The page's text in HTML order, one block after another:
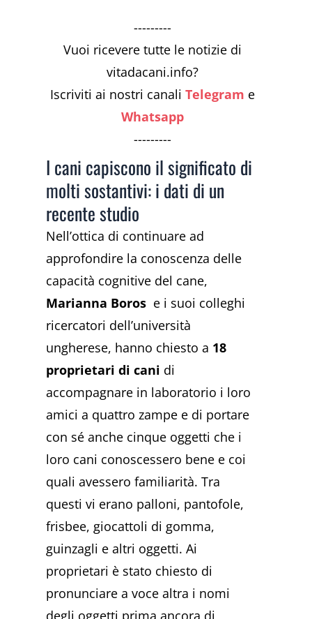
---------
Vuoi ricevere tutte le notizie di
vitadacani.info?
Iscriviti ai nostri canaliTelegram e
Whatsapp
---------
I cani capiscono il significato di
molti sostantivi: i dati di un
recente studio
Nell’ottica di continuare ad
approfondire la conoscenza delle
capacità cognitive del cane,
Marianna Boros e i suoi colleghi
ricercatori dell’università
ungherese, hanno chiesto a 18
proprietari di cani di
accompagnare in laboratorio i loro
amici a quattro zampe e di portare
con sé anche cinque oggetti che i
loro cani conoscessero bene e coi
quali avessero familiarità. Tra
questi vi erano palloni, pantofole,
frisbee, giocattoli di gomma,
guinzagli e altri oggetti. Ai
proprietari è stato chiesto di
pronunciare a voce altra i nomi
degli oggetti prima ancora di